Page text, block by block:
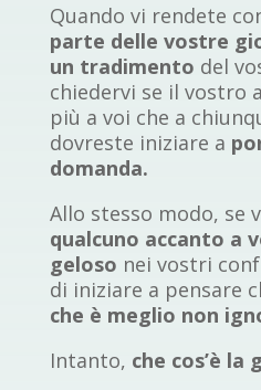
Quando vi rendete
parte delle vostre
un tradimento del
chiedervi se il vostro
più a voi che a
dovreste iniziare a
domanda.
Allo stesso modo, se
qualcuno accanto a
geloso nei vostri
di iniziare a pensare
che è meglio non
Intanto, che cos’è la